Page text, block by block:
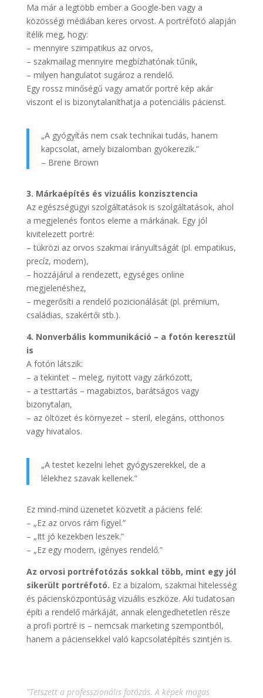
Ma már a legtöbb ember a Google-ben vagy a
közösségi médiában keres orvost. A portréfotó alapján
ítélik meg, hogy:
– mennyire szimpatikus az orvos,
– szakmailag mennyire megbízhatónak tűnik,
– milyen hangulatot sugároz a rendelő.
Egy rossz minőségű vagy amatőr portré kép akár
viszont el is bizonytalaníthatja a potenciális pácienst.
„A gyógyítás nem csak technikai tudás, hanem
kapcsolat, amely bizalomban gyökerezik.”
– Brene Brown
3. Márkaépítés és vizuális konzisztencia
Az egészségügyi szolgáltatások is szolgáltatások, ahol
a megjelenés fontos eleme a márkának. Egy jól
kivitelezett portré:
– tükrözi az orvos szakmai irányultságát (pl. empatikus,
precíz, modern),
– hozzájárul a rendezett, egységes online
megjelenéshez,
– megerősíti a rendelő pozicionálását (pl. prémium,
családias, szakértői stb.).
4. Nonverbális kommunikáció – a fotón keresztül
is
A fotón látszik:
– a tekintet – meleg, nyitott vagy zárkózott,
– a testtartás – magabiztos, barátságos vagy
bizonytalan,
– az öltözet és környezet – steril, elegáns, otthonos
vagy hivatalos.
„A testet kezelni lehet gyógyszerekkel, de a
lélekhez szavak kellenek.”
Ez mind-mind üzenetet közvetít a páciens felé:
– „Ez az orvos rám figyel.”
– „Itt jó kezekben leszek.”
– „Ez egy modern, igényes rendelő.”
Az orvosi portréfotózás sokkal több, mint egy jól
sikerült portréfotó. Ez a bizalom, szakmai hitelesség
és páciensközpontúság vizuális eszköze. Aki tudatosan
építi a rendelő márkáját, annak elengedhetetlen része
a profi portré is – nemcsak marketing szempontból,
hanem a páciensekkel való kapcsolatépítés szintjén is.
"Tetszett a professzionális fotózás. A képek magas